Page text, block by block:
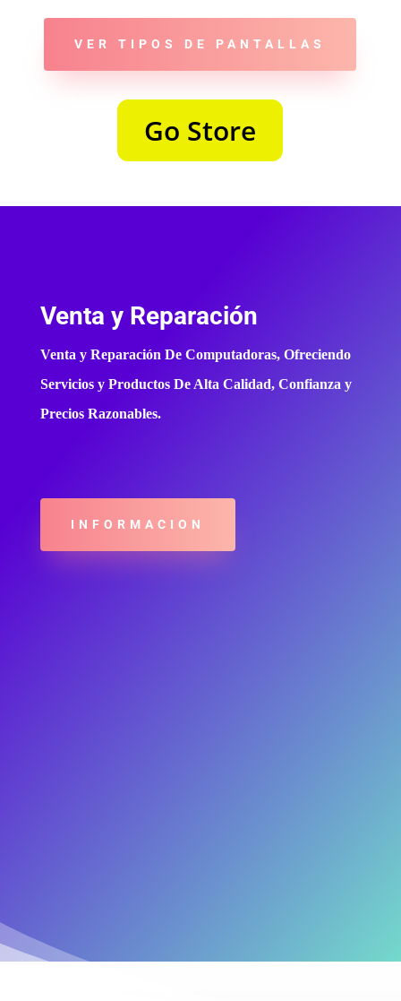
VER TIPOS DE PANTALLAS
Go Store
Venta y Reparación
Venta y Reparación De Computadoras, Ofreciendo
Servicios y Productos De Alta Calidad, Confianza y
Precios Razonables.
INFORMACION